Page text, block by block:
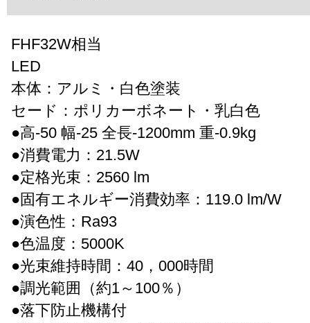
FHF32W相当
LED
本体：アルミ・白色塗装
セード：ポリカーボネート・乳白色
●高-50 幅-25 全長-1200mm 重-0.9kg
●消費電力：21.5W
●定格光束：2560 lm
●固有エネルギー消費効率：119.0 lm/W
●演色性：Ra93
●色温度：5000K
●光束維持時間：40，000時間
●調光範囲（約1～100％）
●落下防止機構付